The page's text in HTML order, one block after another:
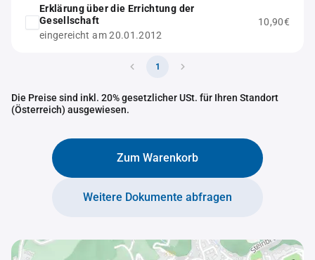
Erklärung über die Errichtung der
Gesellschaft
eingereicht am 20.01.2012
10,90€
1
Die Preise sind inkl. 20% gesetzlicher USt. für Ihren Standort
(Österreich) ausgewiesen.
Zum Warenkorb
Weitere Dokumente abfragen